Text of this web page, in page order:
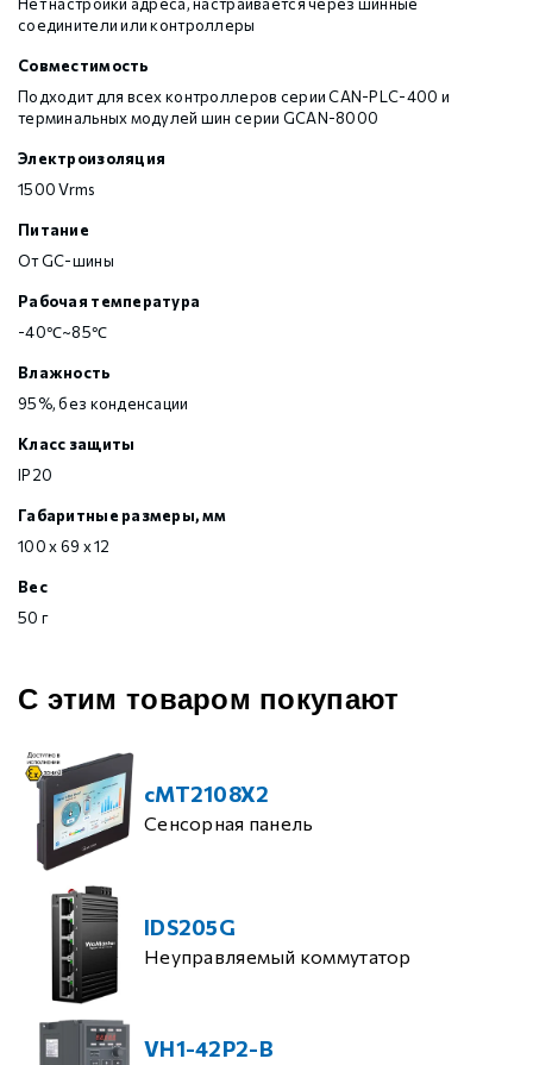
соединители или контроллеры
Совместимость
Подходит для всех контроллеров серии CAN-PLC-400 и
терминальных модулей шин серии GCAN-8000
Электроизоляция
1500 Vrms
Питание
От GC-шины
Рабочая температура
-40℃~85℃
Влажность
95%, без конденсации
Класс защиты
IP20
Габаритные размеры, мм
100 х 69 х 12
Вес
50 г
С этим товаром покупают
cMT2108X2
Сенсорная панель
IDS205G
Неуправляемый коммутатор
VH1-42P2-B